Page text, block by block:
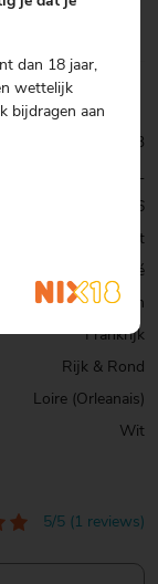
5/5 (1 reviews)
0001020223
75 CL
13,6
Sulfiet
du Pré Semelé
Biologisch
Frankrijk
Rijk & Rond
Loire (Orleanais)
Wit
dan 18 jaar,
wettelijk
bijdragen aan